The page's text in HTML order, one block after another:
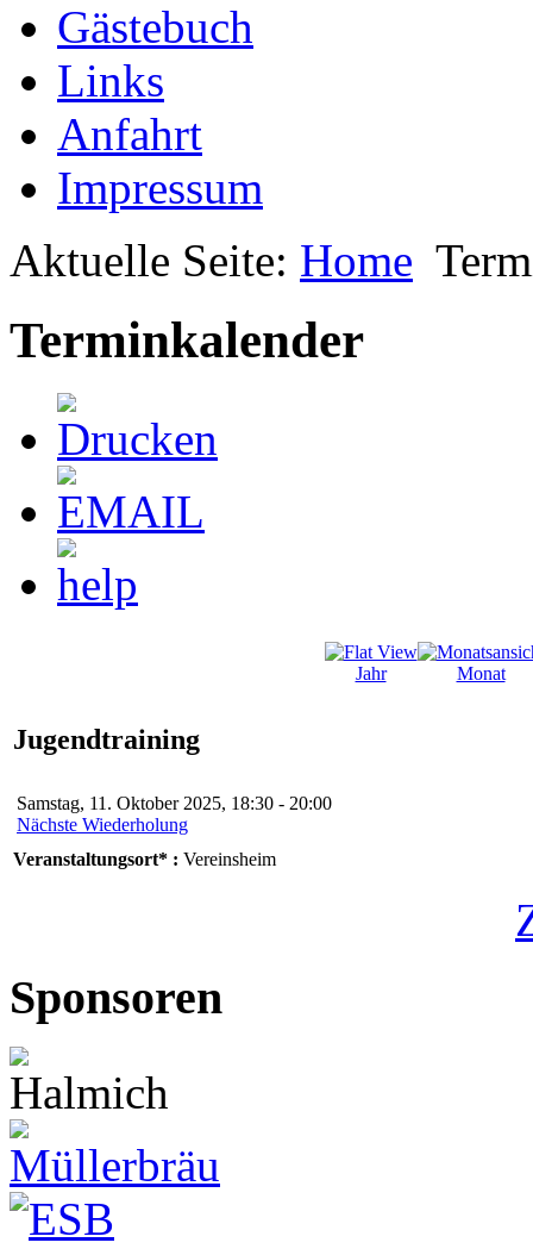
Gästebuch
Links
Anfahrt
Impressum
Aktuelle Seite: Home
Terminkalender
Jahr Monat
Jugendtraining
Samstag, 11. Oktober 2025, 18:30 - 20:00
Nächste Wiederholung
Veranstaltungsort* : Vereinsheim
Sponsoren